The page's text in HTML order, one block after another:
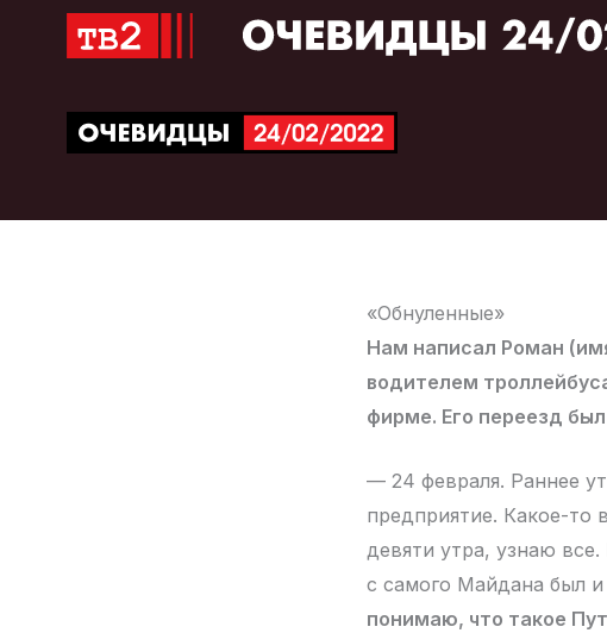
Перейти
«Обнуленные»
Нам написал Роман
водителем
фирме. Его переезд
— 24 февраля. Раннее
предприятие. Какое-то
девяти утра, узнаю
с самого Майдана был
понимаю, что такое